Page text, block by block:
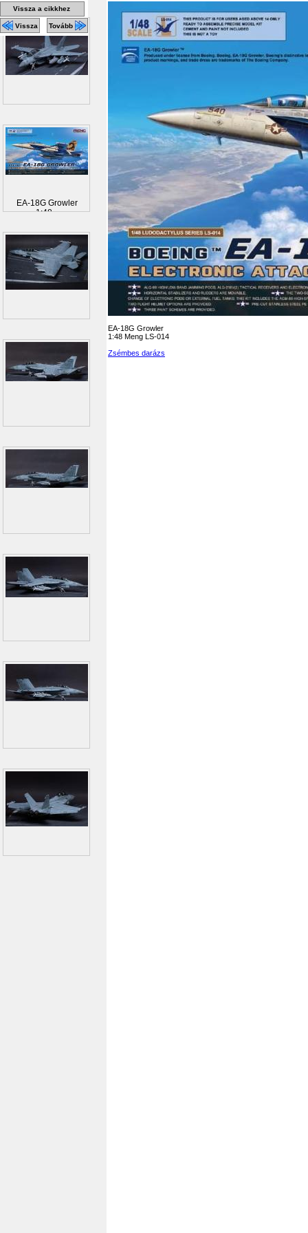
EA-18G Growler
1:48 Meng LS-014
Zsémbes darázs
Vissza a cikkhez
Vissza Tovább
EA-18G Growler
1:48...